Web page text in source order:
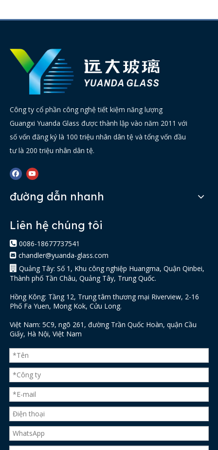
Công ty cổ phần công nghệ tiết kiệm năng lượng
Guangxi Yuanda Glass được thành lập vào năm 2011 với
số vốn đăng ký là 100 triệu nhân dân tệ và tổng vốn đầu
tư là 200 triệu nhân dân tệ.
đường dẫn nhanh
Liên hệ chúng tôi
 0086-18677737541
 chandler@yuanda-glass.com
 Quảng Tây: Số 1, Khu công nghiệp Huangma, Quận Qinbei,
Thành phố Tần Châu, Quảng Tây, Trung Quốc.
Hồng Kông: Tầng 12, Trung tâm thương mại Riverview, 2-16
Phố Fa Yuen, Mong Kok, Cửu Long.
Việt Nam: 5C9, ngõ 261, đường Trần Quốc Hoàn, quận Cầu
Giấy, Hà Nội, Việt Nam